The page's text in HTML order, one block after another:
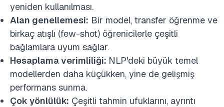
yeniden kullanılması.
Alan genellemesi: Bir model, transfer öğrenme ve
birkaç atışlı (few-shot) öğrenicilerle çeşitli
bağlamlara uyum sağlar.
Hesaplama verimliliği: NLP'deki büyük temel
modellerden daha küçükken, yine de gelişmiş
performans sunma.
Çok yönlülük: Çeşitli tahmin ufuklarını, ayrıntı